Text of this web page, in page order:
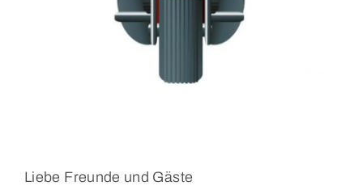
Liebe Freunde und Gäste